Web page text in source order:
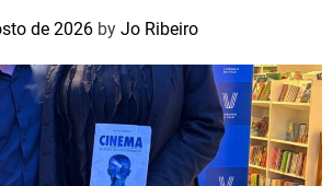
de 2026 by Jo Ribeiro